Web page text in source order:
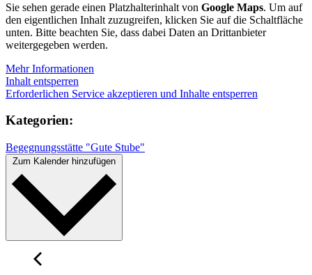
Sie sehen gerade einen Platzhalterinhalt von Google Maps. Um auf
den eigentlichen Inhalt zuzugreifen, klicken Sie auf die Schaltfläche
unten. Bitte beachten Sie, dass dabei Daten an Drittanbieter
weitergegeben werden.
Mehr Informationen
Inhalt entsperren
Erforderlichen Service akzeptieren und Inhalte entsperren
Kategorien:
Begegnungsstätte "Gute Stube"